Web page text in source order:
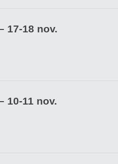
17-18 nov.
10-11 nov.